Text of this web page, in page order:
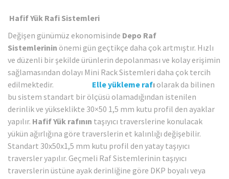
Hafif Yük Rafi Sistemleri
Değişen günümüz ekonomisinde Depo Raf
Sistemlerinin önemi gün geçtikçe daha çok artmıştır. Hızlı
ve düzenli bir şekilde ürünlerin depolanması ve kolay erişimin
sağlamasından dolayı Mini Rack Sistemleri daha çok tercih
edilmektedir.
Elle yükleme rafı olarak da bilinen
bu sistem standart bir ölçüsü olamadığından istenilen
derinlik ve yükseklikte 30×50 1,5 mm kutu profil den ayaklar
yapılır. Hafif Yük rafının taşıyıcı traverslerine konulacak
yükün ağırlığına göre traverslerin et kalınlığı değişebilir.
Standart 30x50x1,5 mm kutu profil den yatay taşıyıcı
traversler yapılır. Geçmeli Raf Sistemlerinin taşıyıcı
traverslerin üstüne ayak derinliğine göre DKP boyalı veya